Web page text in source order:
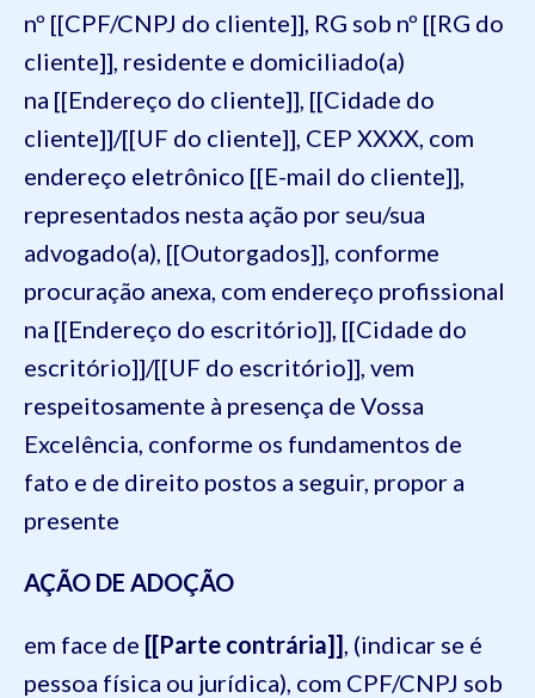
nº [[CPF/CNPJ do cliente]], RG sob nº [[RG do
cliente]], residente e domiciliado(a)
na [[Endereço do cliente]], [[Cidade do
cliente]]/[[UF do cliente]], CEP XXXX, com
endereço eletrônico [[E-mail do cliente]],
representados nesta ação por seu/sua
advogado(a), [[Outorgados]], conforme
procuração anexa, com endereço profissional
na [[Endereço do escritório]], [[Cidade do
escritório]]/[[UF do escritório]], vem
respeitosamente à presença de Vossa
Excelência, conforme os fundamentos de
fato e de direito postos a seguir, propor a
presente
AÇÃO DE ADOÇÃO
em face de [[Parte contrária]] , (indicar se é
pessoa física ou jurídica), com CPF/CNPJ sob